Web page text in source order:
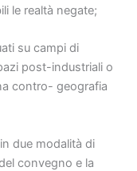
le realtà negate;
su campi di
post-industriali o
contro- geografia
due modalità di
convegno e la